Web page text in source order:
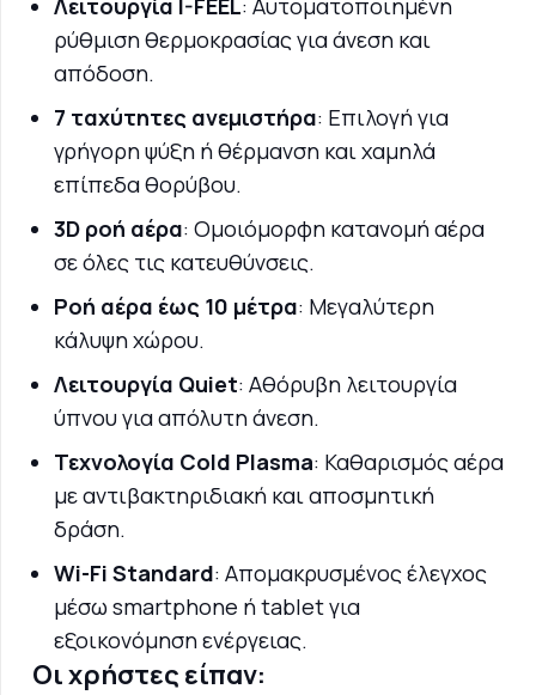
Λειτουργία I-FEEL: Αυτοματοποιημένη
ρύθμιση θερμοκρασίας για άνεση και
απόδοση.
7 ταχύτητες ανεμιστήρα: Επιλογή για
γρήγορη ψύξη ή θέρμανση και χαμηλά
επίπεδα θορύβου.
3D ροή αέρα: Ομοιόμορφη κατανομή αέρα
σε όλες τις κατευθύνσεις.
Ροή αέρα έως 10 μέτρα: Μεγαλύτερη
κάλυψη χώρου.
Λειτουργία Quiet: Αθόρυβη λειτουργία
ύπνου για απόλυτη άνεση.
Τεχνολογία Cold Plasma: Καθαρισμός αέρα
με αντιβακτηριδιακή και αποσμητική
δράση.
Wi-Fi Standard: Απομακρυσμένος έλεγχος
μέσω smartphone ή tablet για
εξοικονόμηση ενέργειας.
Οι χρήστες είπαν: